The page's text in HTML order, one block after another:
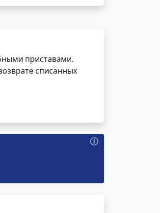
приставами.
списанных